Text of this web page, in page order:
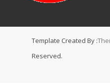
Template Created By :
Reserved.